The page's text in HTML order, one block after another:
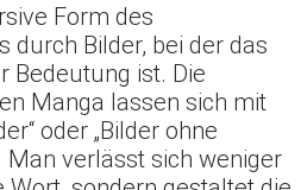
Form des
durch Bilder, bei der das
Bedeutung ist. Die
Manga lassen sich mit
oder „Bilder ohne
Man verlässt sich weniger